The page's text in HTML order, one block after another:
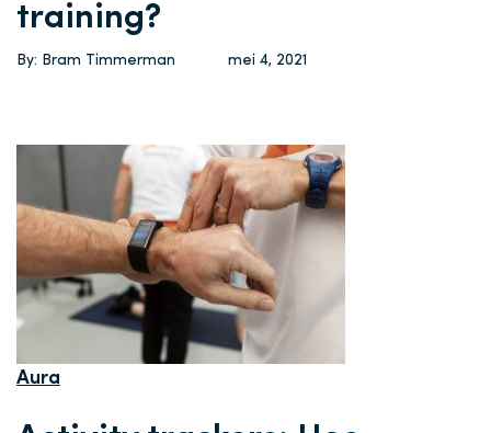
training?
By: Bram Timmerman mei 4, 2021
Aura